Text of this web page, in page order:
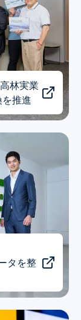
林実業
推進
タを整